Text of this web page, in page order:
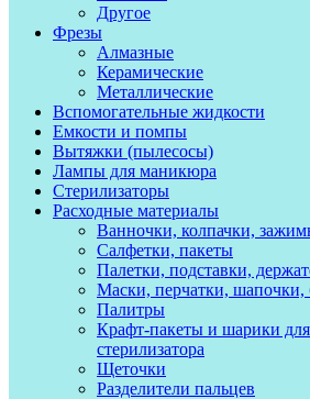
Другое
Фрезы
Алмазные
Керамические
Металлические
Вспомогательные жидкости
Емкости и помпы
Вытяжки (пылесосы)
Лампы для маникюра
Стерилизаторы
Расходные материалы
Ванночки, колпачки,
Салфетки, пакеты
Палетки, подставки,
Маски, перчатки, шапочки,
Палитры
Крафт-пакеты и шарики для
стерилизатора
Щеточки
Разделители пальцев